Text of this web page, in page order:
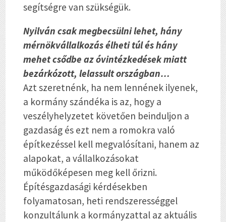
segítségre van szükségük.
Nyilván csak megbecsülni lehet, hány
mérnökvállalkozás élheti túl és hány
mehet csődbe az óvintézkedések miatt
bezárkózott, lelassult országban…
Azt szeretnénk, ha nem lennének ilyenek,
a kormány szándéka is az, hogy a
veszélyhelyzetet követően beinduljon a
gazdaság és ezt nem a romokra való
építkezéssel kell megvalósítani, hanem az
alapokat, a vállalkozásokat
működőképesen meg kell őrizni.
Építésgazdasági kérdésekben
folyamatosan, heti rendszerességgel
konzultálunk a kormányzattal az aktuális